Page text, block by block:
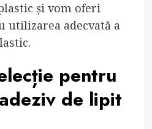
și vom oferi
utilizarea adecvată a
pentru
de lipit